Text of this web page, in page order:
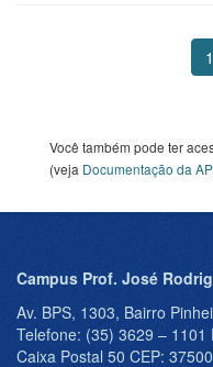
1
Você também pode ter
(veja Documentação da
Campus Prof. José
Av. BPS, 1303, Bairro
Telefone: (35) 3629 –
Caixa Postal 50 CEP: